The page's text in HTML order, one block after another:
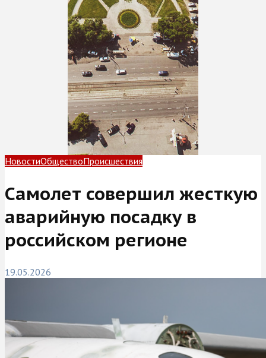
НовостиОбществоПроисшествия
Самолет совершил жесткую
аварийную посадку в
российском регионе
19.05.2026